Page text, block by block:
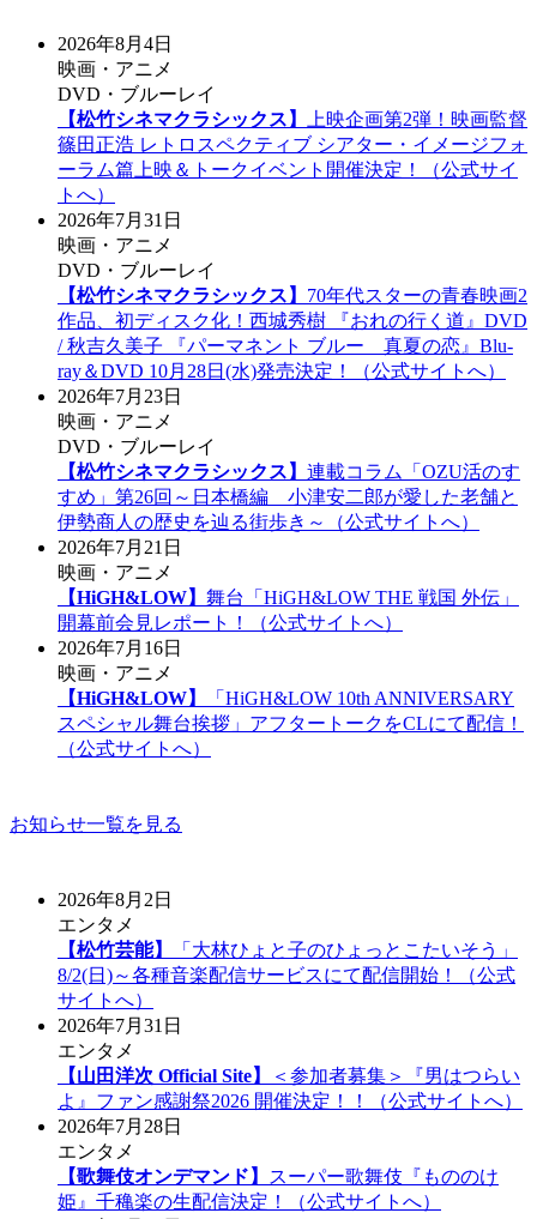
2026年8月4日
映画・アニメ
DVD・ブルーレイ
【松竹シネマクラシックス】
上映企画第2弾！映画監督
篠田正浩 レトロスペクティブ シアター・イメージフォ
ーラム篇上映＆トークイベント開催決定！（公式サイ
トへ）
2026年7月31日
映画・アニメ
DVD・ブルーレイ
【松竹シネマクラシックス】 70年代スターの青春映画2
作品、初ディスク化！西城秀樹 『おれの行く道』DVD
/ 秋吉久美子 『パーマネント ブルー 真夏の恋』Blu-
ray＆DVD 10月28日(水)発売決定！（公式サイトへ）
2026年7月23日
映画・アニメ
DVD・ブルーレイ
【松竹シネマクラシックス】 連載コラム「OZU活のす
すめ」第26回～日本橋編 小津安二郎が愛した老舗と
伊勢商人の歴史を辿る街歩き～（公式サイトへ）
2026年7月21日
映画・アニメ
【HiGH&LOW】 舞台「HiGH&LOW THE 戦国 外伝」
開幕前会見レポート！（公式サイトへ）
2026年7月16日
映画・アニメ
【HiGH&LOW】
「HiGH&LOW 10th ANNIVERSARY
スペシャル舞台挨拶」アフタートークをCLにて配信！
（公式サイトへ）
お知らせ一覧を見る
2026年8月2日
エンタメ
【松竹芸能】
「大林ひょと子のひょっとこたいそう」
8/2(日)～各種音楽配信サービスにて配信開始！（公式
サイトへ）
2026年7月31日
エンタメ
【山田洋次 Official Site】
＜参加者募集＞『男はつらい
よ』ファン感謝祭2026 開催決定！！（公式サイトへ）
2026年7月28日
エンタメ
【歌舞伎オンデマンド】
スーパー歌舞伎『もののけ
姫』千穐楽の生配信決定！（公式サイトへ）